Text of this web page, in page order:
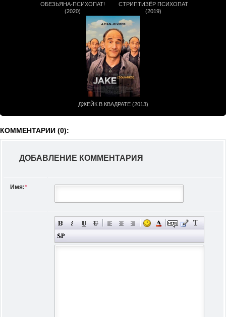
ОБЕЗЬЯНА-ПСИХОПАТ!
(2020)
СТРИПТИЗЁР ПСИХОПАТ
(2019)
ДЖЕЙК В КВАДРАТЕ (2013)
КОММЕНТАРИИ (0):
ДОБАВЛЕНИЕ КОММЕНТАРИЯ
Имя:*